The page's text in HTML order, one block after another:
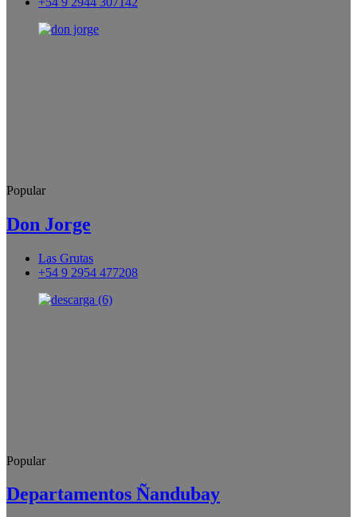
Popular
Don Jorge
Las Grutas
+54 9 2954 477208
Popular
Departamentos Ñandubay